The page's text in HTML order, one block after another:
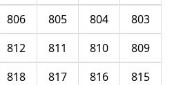
803
804
805
806
809
810
811
812
815
816
817
818